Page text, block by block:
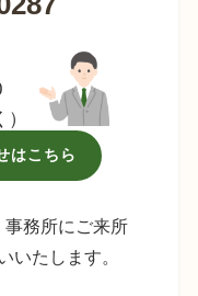
はこちら
事務所にご来所
いたします。